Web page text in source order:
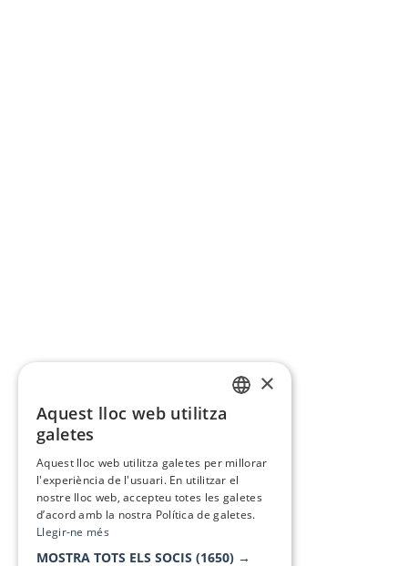
×
Aquest lloc web utilitza
galetes
Aquest lloc web utilitza galetes per millorar
l'experiència de l'usuari. En utilitzar el
nostre lloc web, accepteu totes les galetes
d’acord amb la nostra Política de galetes.
Llegir-ne més
MOSTRA TOTS ELS SOCIS (1650) →